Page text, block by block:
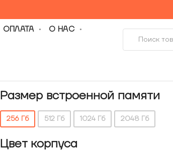
ОПЛАТА О НАС
Размер встроенной памяти
256 Гб 512 Гб 1024 Гб 2048 Гб
Цвет корпуса